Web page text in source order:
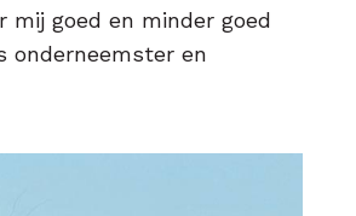
mij goed en minder goed
onderneemster en